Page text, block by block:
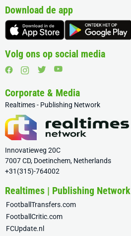
Download de app
Volg ons op social media
Corporate & Media
Realtimes - Publishing Network
Innovatieweg 20C
7007 CD, Doetinchem, Netherlands
+31(315)-764002
Realtimes | Publishing Network
FootballTransfers.com
FootballCritic.com
FCUpdate.nl